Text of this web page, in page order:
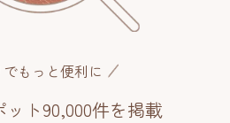
もっと便利に
ット90,000件を掲載